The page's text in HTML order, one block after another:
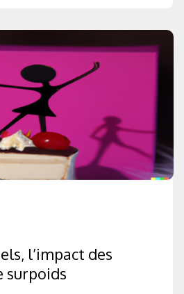
l’impact des
surpoids